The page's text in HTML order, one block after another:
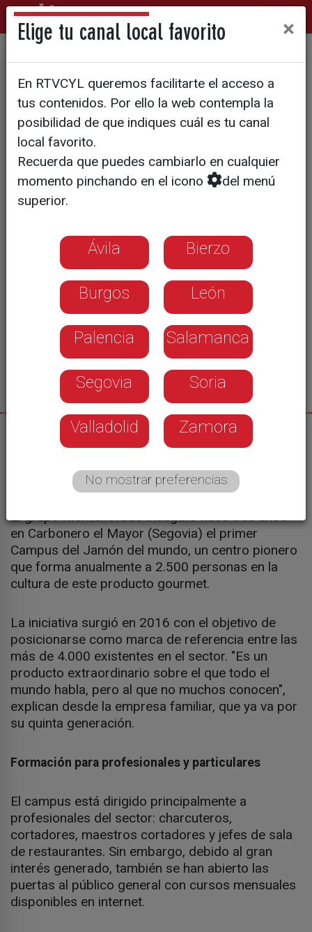
El primer campus del jamón
del mundo está en Carbonero
el Mayor
Montenevado forma a 2.500 personas
al año en cultura del jamón ibérico
16/12/2025
El grupo Montenevado inauguró hace tres años
en Carbonero el Mayor (Segovia) el primer
Campus del Jamón del mundo, un centro pionero
que forma anualmente a 2.500 personas en la
cultura de este producto gourmet.
La iniciativa surgió en 2016 con el objetivo de
posicionarse como marca de referencia entre las
más de 4.000 existentes en el sector. "Es un
producto extraordinario sobre el que todo el
mundo habla, pero al que no muchos conocen",
explican desde la empresa familiar, que ya va por
su quinta generación.
Formación para profesionales y particulares
El campus está dirigido principalmente a
profesionales del sector: charcuteros,
cortadores, maestros cortadores y jefes de sala
de restaurantes. Sin embargo, debido al gran
interés generado, también se han abierto las
puertas al público general con cursos mensuales
disponibles en internet.
Elige tu canal local favorito ×
En RTVCYL queremos facilitarte el acceso a
tus contenidos. Por ello la web contempla la
posibilidad de que indiques cuál es tu canal
local favorito.
Recuerda que puedes cambiarlo en cualquier
momento pinchando en el icono
del menú
superior.
Ávila Bierzo
Burgos León
Palencia Salamanca
Segovia Soria
Valladolid Zamora
No mostrar preferencias